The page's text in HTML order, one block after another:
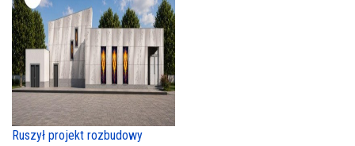
Ruszył projekt rozbudowy